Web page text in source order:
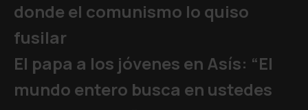
donde el comunismo lo quiso
fusilar
El papa a los jóvenes en Asís: “El
mundo entero busca en ustedes